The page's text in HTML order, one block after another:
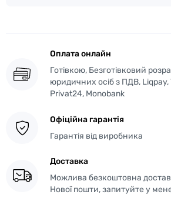
Оплата онлайн
Готівкою, Безготівковий
юридичних осіб з ПДВ,
Privat24, Monobank
Офіційна гарантія
Гарантія від виробника
Доставка
Можлива безкоштовна
Нової пошти, запитуйте у